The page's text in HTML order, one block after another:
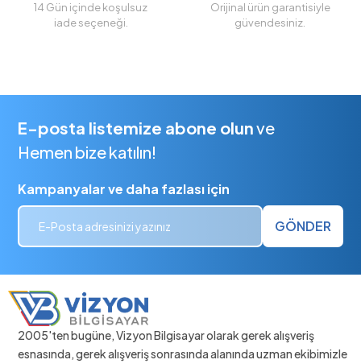
14 Gün içinde koşulsuz
iade seçeneği.
Orijinal ürün garantisiyle
güvendesiniz.
E-posta listemize abone olunve
Hemen bize katılın!
Kampanyalar ve daha fazlası için
GÖNDER
2005'ten bugüne, Vizyon Bilgisayar olarak gerek alışveriş
esnasında, gerek alışveriş sonrasında alanında uzman ekibimizle